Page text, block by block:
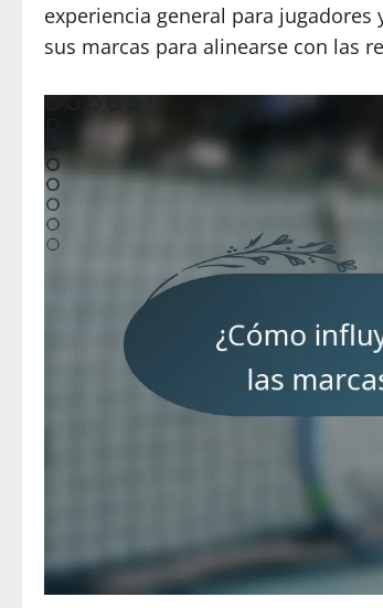
experiencia general para
sus marcas para alinearse con las